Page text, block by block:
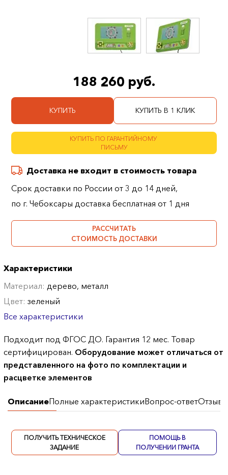
188 260 руб.
КУПИТЬ КУПИТЬ В 1 КЛИК
КУПИТЬ ПО ГАРАНТИЙНОМУ
ПИСЬМУ
Доставка не входит в стоимость товара
Срок доставки по России от 3 до 14 дней,
по г. Чебоксары доставка бесплатная от 1 дня
РАССЧИТАТЬ
СТОИМОСТЬ ДОСТАВКИ
Характеристики
Материал:дерево, металл
Цвет:зеленый
Все характеристики
Подходит под ФГОС ДО. Гарантия 12 мес. Товар
сертифицирован. Оборудование может отличаться от
представленного на фото по комплектации и
расцветке элементов
ОписаниеПолные характеристикиВопрос-ответОтзывы
ПОЛУЧИТЬ ТЕХНИЧЕСКОЕ
ЗАДАНИЕ
ПОМОЩЬ В
ПОЛУЧЕНИИ ГРАНТА